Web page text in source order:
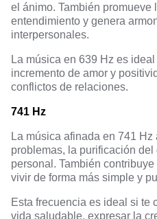
el ánimo. También promueve
entendimiento y genera
interpersonales.
La música en 639 Hz es
incremento de amor y
conflictos de relaciones.
741 Hz
La música afinada en 741
problemas, la purificación
personal. También
vivir de forma más simple y
Esta frecuencia es ideal si te
vida saludable, expresar la